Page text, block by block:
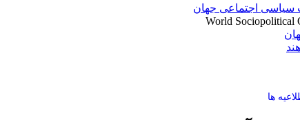
سیاسی اجتماعی جهان
ها